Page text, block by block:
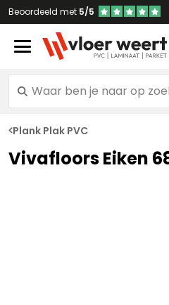
Beoordeeld met 5/5
Plank Plak PVC
Vivafloors Eiken